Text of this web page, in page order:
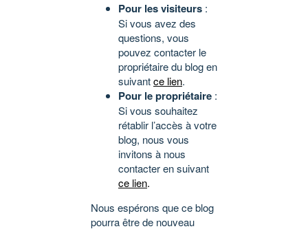
Pour les visiteurs :
Si vous avez des
questions, vous
pouvez contacter le
propriétaire du blog en
suivantce lien.
Pour le propriétaire :
Si vous souhaitez
rétablir l’accès à votre
blog, nous vous
invitons à nous
contacter en suivant
ce lien.
Nous espérons que ce blog
pourra être de nouveau